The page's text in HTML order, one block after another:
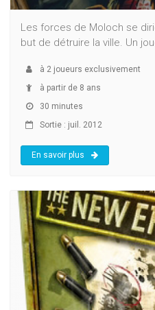
Les forces de Moloch se
but de détruire la ville. Un
à 2 joueurs exclusivement
à partir de 8 ans
30 minutes
Sortie : juil. 2012
En savoir plus